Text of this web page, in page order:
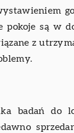
pokoje są w
z
badań do